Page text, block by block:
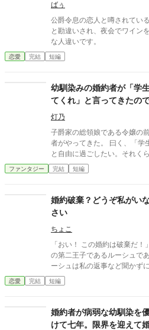
ばぅ
公爵令息の恋人と噂されてい
と勘違いされ、夜会でワイン
な人違いです。
恋愛 完結 短編
幼馴染みの婚約者が「学
てくれ」と言ってきたの
嬢の前世が、社畜のおっ
灯乃
子爵家の総領娘である令嬢の
者がやってきた。 曰く、「学
と自由に過ごしたい。それく
を甘やかし過ぎていたことに
を宣言する。 前半はたぶん普通の令嬢もの、後半はおっさんコメ
ファンタジー 完結 短編
婚約破棄？どうぞ私がい
さい
ちょこ
「おい！ この婚約は破棄だ！」 そう、私を突き付けたのはこの国
の第二王子であるルーシュである。 しかし、私の婚約者
ーシュは私の返事など聞かず
のである。 「おい！ 返事をしろ！ 聞こえないのか？」 聞こえな
いわけがない。けれども私は
を何も知らないからだ。だから
な私が反応を示さなかったの
恋愛 完結 短編
婚約者が病弱な幼馴染を
けて七年。限界を迎えて